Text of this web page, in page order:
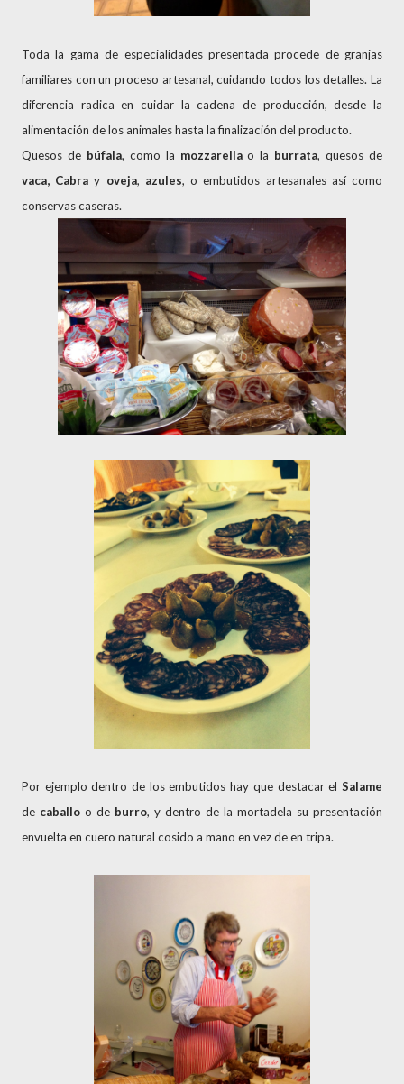
Toda la gama de especialidades presentada procede de granjas
familiares con un proceso artesanal, cuidando todos los detalles. La
diferencia radica en cuidar la cadena de producción, desde la
alimentación de los animales hasta la finalización del producto.
Quesos de búfala, como la mozzarellao la burrata, quesos de
vaca, Cabra y oveja, azules, o embutidos artesanales así como
conservas caseras.
Por ejemplo dentro de los embutidos hay que destacar el Salame
de caballo o de burro, y dentro de la mortadela su presentación
envuelta en cuero natural cosido a mano en vez de en tripa.